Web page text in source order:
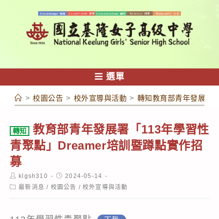
容
選單
> 校園公告 > 校外宣導與活動 > 轉知教育部青年發展署
轉知
教育部青年發展署「113年學習性
青聚點」Dreamer培訓暨蹲點實作招
募
Post
author:
klgsh310
Post
published:
2024-05-14
Post最新消息 / 校園公告 / 校外宣導與活動